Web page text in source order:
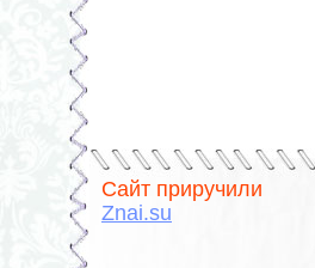
Сайт приручили
Znai.su